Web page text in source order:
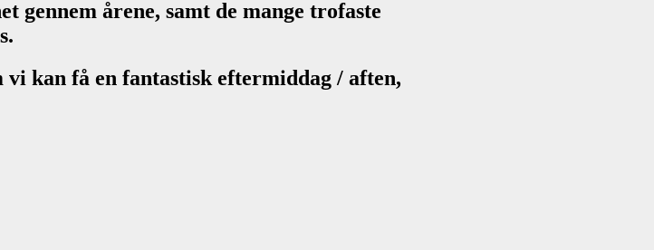
årene, samt de mange trofaste
kan få en fantastisk eftermiddag / aften,